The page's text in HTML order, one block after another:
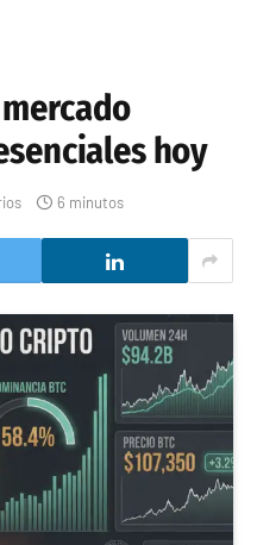
hoy
6 minutos